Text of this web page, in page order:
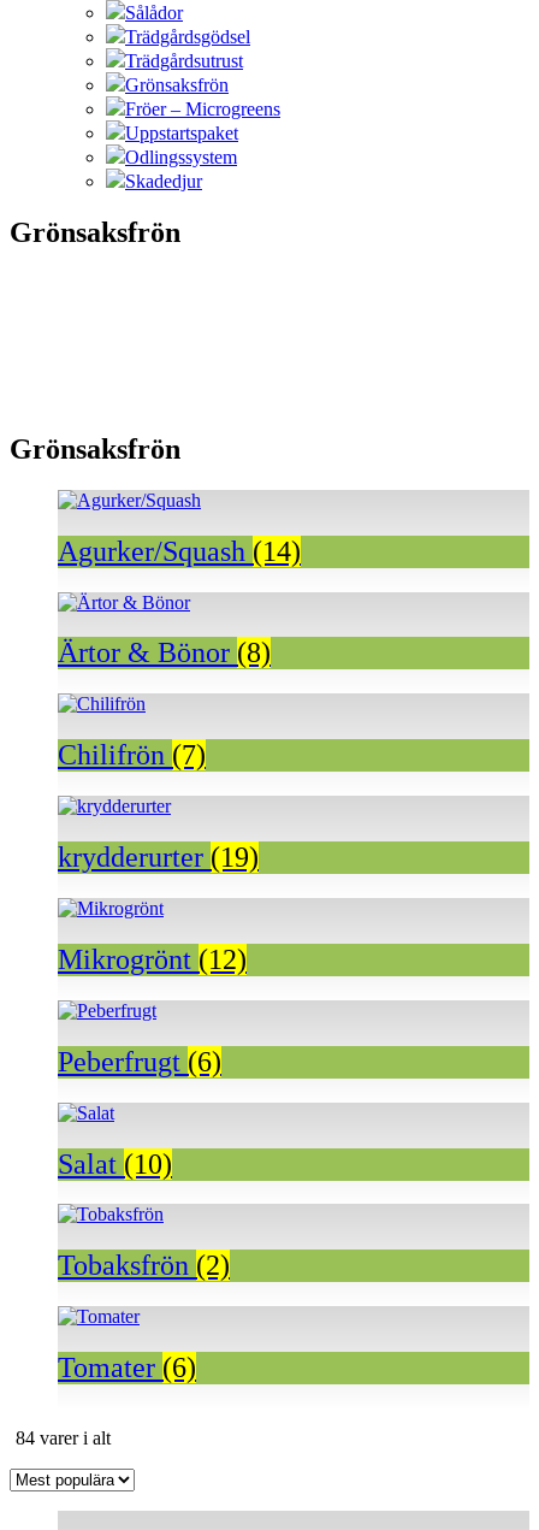
Sålådor
Trädgårdsgödsel
Trädgårdsutrust
Grönsaksfrön
Fröer – Microgreens
Uppstartspaket
Odlingssystem
Skadedjur
Grönsaksfrön
Grönsaksfrön
Agurker/Squash (14)
Ärtor & Bönor (8)
Chilifrön (7)
krydderurter (19)
Mikrogrönt (12)
Peberfrugt (6)
Salat (10)
Tobaksfrön (2)
Tomater (6)
84 varer i altSortera
popularitet